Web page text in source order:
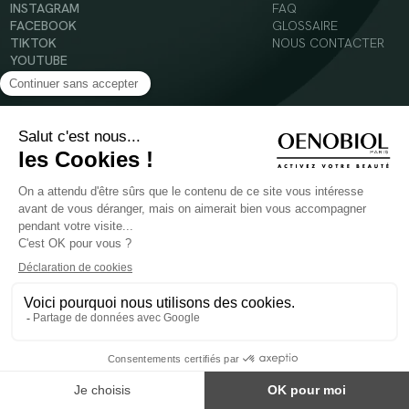
INSTAGRAM
FACEBOOK
TIKTOK
YOUTUBE
FAQ
GLOSSAIRE
NOUS CONTACTER
Mentions légales
Conditions Générales d’Utilisation
Politique en matière de cookies
POUR VOTRE SANTÉ, MANGEZ AU MOINS CINQ FRUITS ET LÉGUMES PAR JOUR -
WWW.MANGERBOUGER.FR
Les complément alimentaires doivent être utilisés dans le cadre d'un mode de vie sain et
ne pas être utilisés comme substituts d'un régimes alimentaire varié et équilibré.
Réservé à l'adulte. Consulter attentivement l'étiquetage des produits avant l'utilisation.